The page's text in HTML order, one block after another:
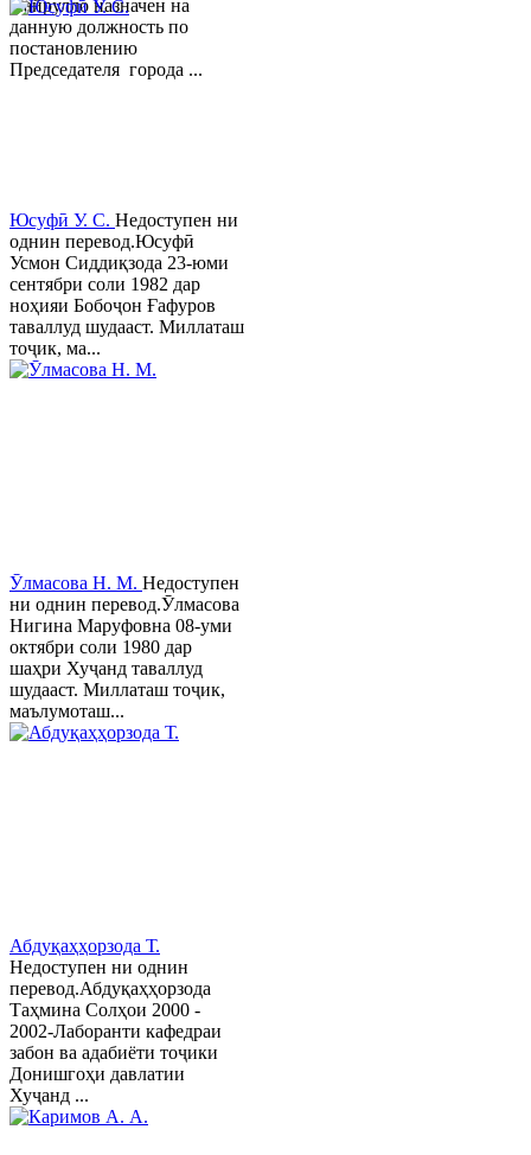
Хайрулло назначен на
данную должность по
постановлению
Председателя города ...
Юсуфӣ У. C. Недоступен ни
однин перевод.Юсуфӣ
Усмон Сиддиқзода 23-юми
сентябри соли 1982 дар
ноҳияи Бобоҷон Ғафуров
таваллуд шудааст. Миллаташ
тоҷик, ма...
Ӯлмасова Н. М. Недоступен
ни однин перевод.Ӯлмасова
Нигина Маруфовна 08-уми
октябри соли 1980 дар
шаҳри Хуҷанд таваллуд
шудааст. Миллаташ тоҷик,
маълумоташ...
Абдуқаҳҳорзода Т.
Недоступен ни однин
перевод.Абдуқаҳҳорзода
Таҳмина Солҳои 2000 -
2002-Лаборанти кафедраи
забон ва адабиёти тоҷики
Донишгоҳи давлатии
Хуҷанд ...